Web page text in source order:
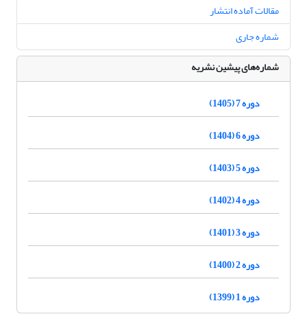
مقالات آماده انتشار
شماره جاری
شماره‌های پیشین نشریه
دوره 7 (1405)
دوره 6 (1404)
دوره 5 (1403)
دوره 4 (1402)
دوره 3 (1401)
دوره 2 (1400)
دوره 1 (1399)